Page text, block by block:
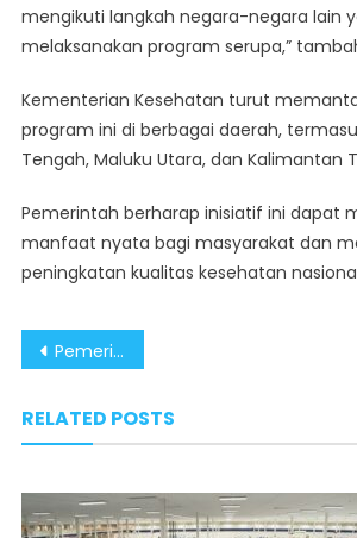
mengikuti langkah negara-negara lain
melaksanakan program serupa,”
Kementerian Kesehatan turut
program ini di berbagai daerah,
Tengah, Maluku Utara, dan Kalimantan
Pemerintah berharap inisiatif ini dapat
manfaat nyata bagi masyarakat dan
peningkatan kualitas kesehatan
Post
Pemerintah Akselerasi Program UMKM Demi Kuatkan Perekonomian Nasional
RELATED POSTS